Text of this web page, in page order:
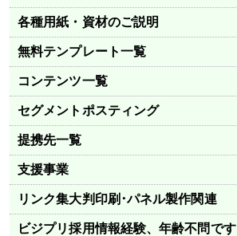
各種用紙・資材のご説明
無料テンプレート一覧
コンテンツ一覧
セグメントポスティング
提携先一覧
支援事業
リンク集大判印刷･パネル製作関連
ビジプリ採用情報経験、年齢不問です